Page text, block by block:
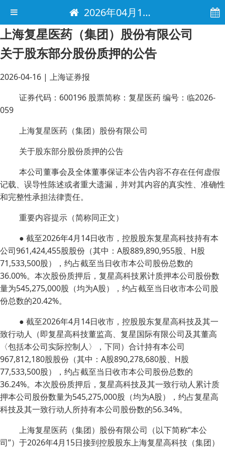
2026年04月16日 电子报
上海复星医药（集团）股份有限公司
关于股东部分股份质押的公告
2026-04-16 | 上海证券报
证券代码：600196 股票简称：复星医药 编号：临2026-
059
上海复星医药（集团）股份有限公司
关于股东部分股份质押的公告
本公司董事会及全体董事保证本公告内容不存在任何虚假
记载、误导性陈述或者重大遗漏，并对其内容的真实性、准确性
和完整性承担法律责任。
重要内容提示（简称同正文）
● 截至2026年4月14日收市，控股股东复星高科技持有本
公司961,424,455股股份（其中：A股889,890,955股、H股
71,533,500股），约占截至当日收市本公司股份总数的
36.00%。本次股份质押后，复星高科技累计质押本公司股份数
量为545,275,000股（均为A股），约占截至当日收市本公司股
份总数的20.42%。
● 截至2026年4月14日收市，控股股东复星高科技及其一
致行动人（即复星高科技董监高、复星国际有限公司及其董高
〈包括本公司实际控制人〉，下同）合计持有本公司
967,812,180股股份（其中：A股890,278,680股、H股
77,533,500股），约占截至当日收市本公司股份总数的
36.24%。本次股份质押后，复星高科技及其一致行动人累计质
押本公司股份数量为545,275,000股（均为A股），约占复星高
科技及其一致行动人所持有本公司股份数的56.34%。
上海复星医药（集团）股份有限公司（以下简称“本公
司”）于2026年4月15日接到控股股东上海复星高科技（集团）